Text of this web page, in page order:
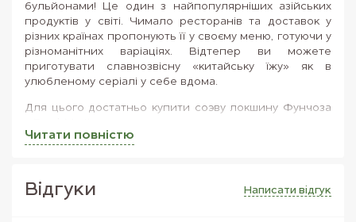
Читати повнiстю
бульйонами! Це один з найпопулярніших азійських
продуктів у світі. Чимало ресторанів та доставок у
різних країнах пропонують її у своєму меню, готуючи у
різноманітних варіаціях. Відтепер ви можете
приготувати славнозвісну «китайську їжу» як в
улюбленому серіалі у себе вдома.
Для цього достатньо купити соэву локшину Фунчоза
Натуральний продукт без ароматизаторів та
шкідливих добавок.
Вiдгуки Написати вiдгук